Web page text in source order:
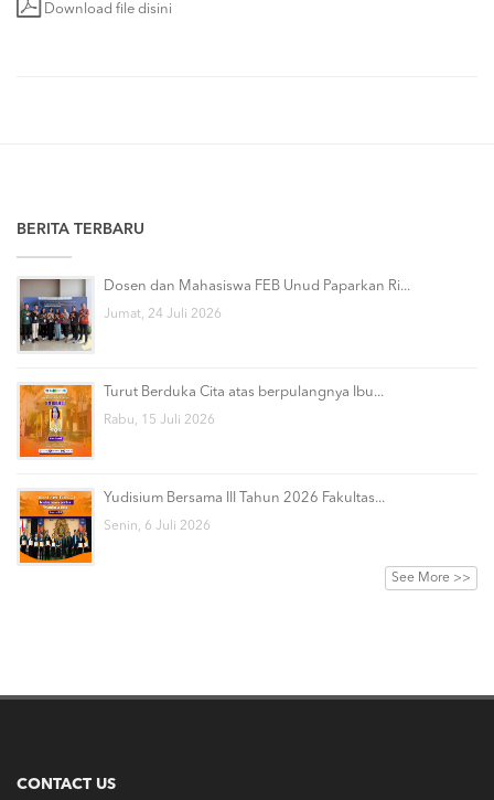
Download file disini
BERITA TERBARU
Dosen dan Mahasiswa FEB Unud Paparkan Ri...
Jumat, 24 Juli 2026
Turut Berduka Cita atas berpulangnya Ibu...
Rabu, 15 Juli 2026
Yudisium Bersama III Tahun 2026 Fakultas...
Senin, 6 Juli 2026
See More >>
CONTACT US